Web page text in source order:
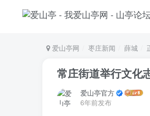
爱山亭网 枣庄新闻 薛城
常庄街道举行文化
爱山亭官方
6年前发布